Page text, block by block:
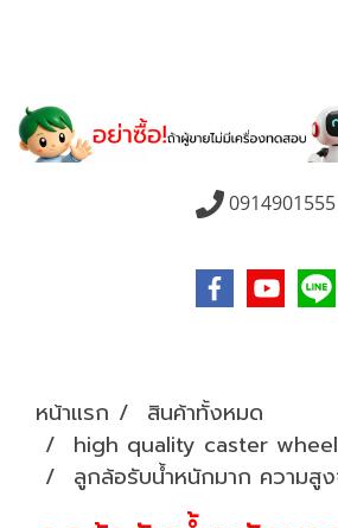
0914901555
หน้าแรก
สินค้าทั้งหมด
high quality caster
ลูกล้อรับน้ำหนักมาก ความสู